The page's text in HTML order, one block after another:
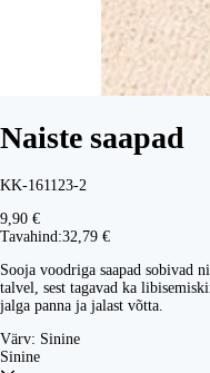
Naiste saapad
KK-161123-2
9,90 €
Tavahind:32,79 €
Sooja voodriga saapad sobivad
talvel, sest tagavad ka
jalga panna ja jalast võtta.
Värv: Sinine
Sinine